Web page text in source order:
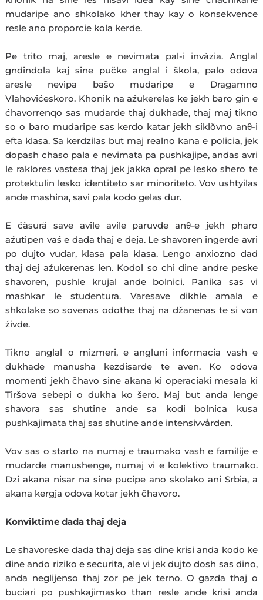
mudaripe ano shkolako kher thay kay o konsekvence
resle ano proporcie kola kerde.
Pe trito maj, aresle e nevimata pal-i invàzia. Anglal
gndindola kaj sine pučke anglal i škola, palo odova
aresle nevipa bašo mudaripe e Dragamno
Vlahovićeskoro. Khonik na aźukerelas ke jekh baro gin e
ćhavorrenqo sas mudarde thaj dukhade, thaj maj tikno
so o baro mudaripe sas kerdo katar jekh siklŏvno anθ-i
efta klasa. Sa kerdzilas but maj realno kana e policia, jek
dopash chaso pala e nevimata pa pushkajipe, andas avri
le raklores vastesa thaj jek jakka opral pe lesko shero te
protektulin lesko identiteto sar minoriteto. Vov ushtyilas
ande mashina, savi pala kodo gelas dur.
E ćàsură save avile avile paruvde anθ-e jekh pharo
aźutipen vaś e dada thaj e deja. Le shavoren ingerde avri
po dujto vudar, klasa pala klasa. Lengo anxiozno dad
thaj dej aźukerenas len. Kodol so chi dine andre peske
shavoren, pushle krujal ande bolnici. Panika sas vi
mashkar le studentura. Varesave dikhle amala e
shkolake so sovenas odothe thaj na džanenas te si von
źivde.
Tikno anglal o mizmeri, e angluni informacia vash e
dukhade manusha kezdisarde te aven. Ko odova
momenti jekh čhavo sine akana ki operaciaki mesala ki
Tiršova sebepi o dukha ko šero. Maj but anda lenge
shavora sas shutine ande sa kodi bolnica kusa
pushkajimata thaj sas shutine ande intensivvården.
Vov sas o starto na numaj e traumako vash e familije e
mudarde manushenge, numaj vi e kolektivo traumako.
Dzi akana nisar na sine pucipe ano skolako ani Srbia, a
akana kergja odova kotar jekh čhavoro.
Konviktime dada thaj deja
Le shavoreske dada thaj deja sas dine krisi anda kodo ke
dine ando riziko e securita, ale vi jek dujto dosh sas dino,
anda neglijenso thaj zor pe jek terno. O gazda thaj o
buciari po pushkajimasko than resle ande krisi anda